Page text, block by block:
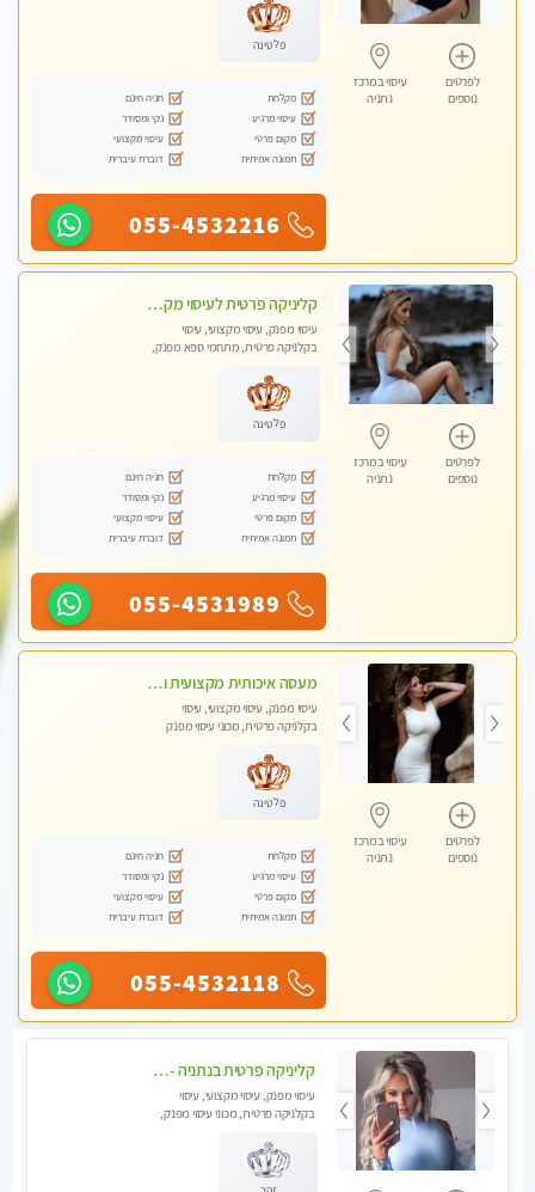
לפרטים
נוספים
עיסוי במרכז
נתניה
פלטינה
מקלחת
חניה חינם
עיסוי מרגיע
נקי ומסודר
מקום פרטי
עיסוי מקצועי
תמונה אמיתית
דוברת עיברית
055-4532216
לפרטים
נוספים
עיסוי במרכז
נתניה
קליניקה פרטית לעיסוי מקצועי ואלטרנטיבי ברמה גבוהה VIP תתקשר ..... highly recommended..new in the city
עיסוי מפנק, עיסוי מקצועי, עיסוי
בקלניקה פרטית, מתחמי ספא מפנק,
פלטינה
מקלחת
חניה חינם
עיסוי מרגיע
נקי ומסודר
מקום פרטי
עיסוי מקצועי
תמונה אמיתית
דוברת עיברית
055-4531989
לפרטים
נוספים
עיסוי במרכז
נתניה
מעסה איכותית מקצועית ומפנקת מאוד בנתניה
עיסוי מפנק, עיסוי מקצועי, עיסוי
בקלניקה פרטית, מכוני עיסוי מפנק
פלטינה
מקלחת
חניה חינם
עיסוי מרגיע
נקי ומסודר
מקום פרטי
עיסוי מקצועי
תמונה אמיתית
דוברת עיברית
055-4532118
קליניקה פרטית בנתניה -מעסה איכותית לעיסוי מקצועי ומפנק לכל שרירי הגוף...
עיסוי מפנק, עיסוי מקצועי, עיסוי
בקלניקה פרטית, מכוני עיסוי מפנק,